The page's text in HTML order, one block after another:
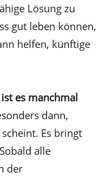
Lösung zu
gut leben können,
helfen, künftige
es manchmal
dann,
Es bringt
alle
der